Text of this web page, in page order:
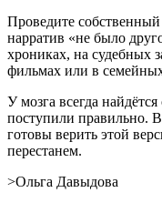
Проведите собственный
нарратив «не было
хрониках, на судебных
фильмах или в
У мозга всегда
поступили правильно.
готовы верить этой
перестанем.
>Ольга Давыдова